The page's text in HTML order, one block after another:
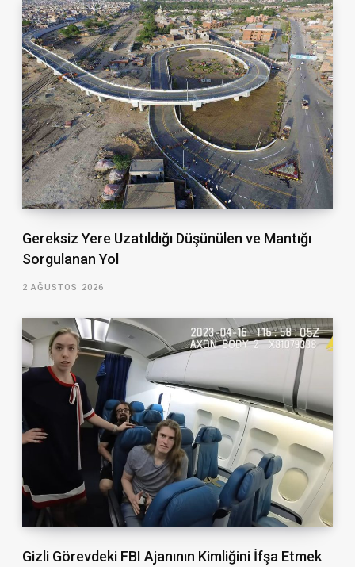
Gereksiz Yere Uzatıldığı Düşünülen ve Mantığı
Sorgulanan Yol
2 AĞUSTOS 2026
Gizli Görevdeki FBI Ajanının Kimliğini İfşa Etmek